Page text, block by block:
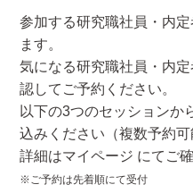
参加する研究職社員・内
ます。
気になる研究職社員・内
認してご予約ください。
以下の3つのセッションか
込みください（複数予約可
詳細はマイページ にてご
※ご予約は先着順にて受付